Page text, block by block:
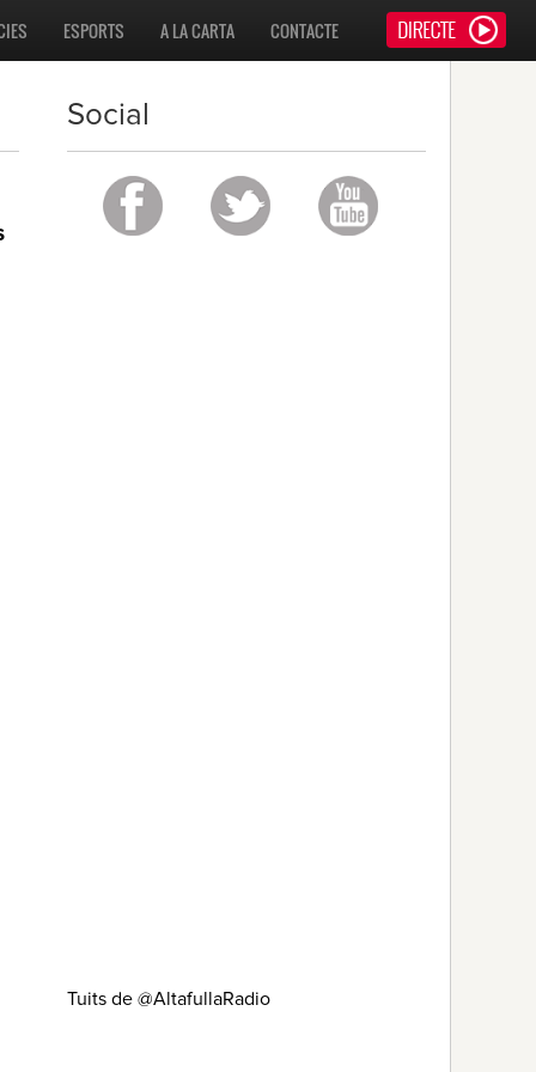
CONTACTE
A LA CARTA
ESPORTS
Social
Tuits de @AltafullaRadio